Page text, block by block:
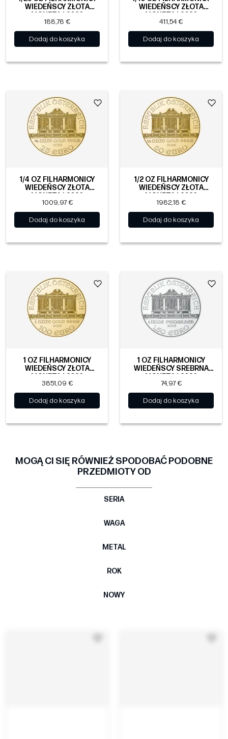
WIEDEŃSCY ZŁOTA
188,78 €
Dodaj do koszyka
WIEDEŃSCY ZŁOTA
411,54 €
Dodaj do koszyka
1/4 OZ FILHARMONICY
WIEDEŃSCY ZŁOTA
MONETA | 2026
1009,97 €
Dodaj do koszyka
1/2 OZ FILHARMONICY
WIEDEŃSCY ZŁOTA
MONETA | 2026
1982,18 €
Dodaj do koszyka
1 OZ FILHARMONICY
WIEDEŃSCY ZŁOTA
MONETA | 2026
3851,09 €
Dodaj do koszyka
1 OZ FILHARMONICY
WIEDEŃSCY SREBRNA
MONETA | 2026
74,97 €
Dodaj do koszyka
MOGĄ CI SIĘ RÓWNIEŻ SPODOBAĆ PODOBNE
PRZEDMIOTY OD
SERIA
WAGA
METAL
ROK
NOWY